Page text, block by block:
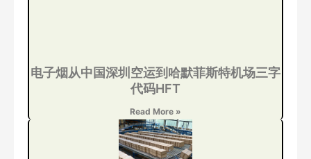
电子烟从中国深圳空运到哈默菲斯特机场三字
代码HFT
Read More »